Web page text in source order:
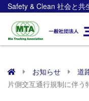
Safety & Clean 社会と共
お知らせ 道
片側交互通行規制に伴